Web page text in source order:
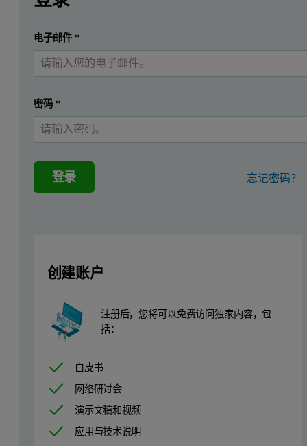
一般根据端基类型对表面活性剂进行分类 [2]：
离子（阴离子和阳离子）
非离子
双亲性表面活性剂（两性离子）
非离子表面活性剂分子在水介质中不带电荷，但是一般含
提交 我已经有一个帐户
电子邮件*
密码 *
登录 忘记密码？
创建账户
注册后，您将可以免费访问独家内容，包
括：
白皮书
网络研讨会
演示文稿和视频
应用与技术说明